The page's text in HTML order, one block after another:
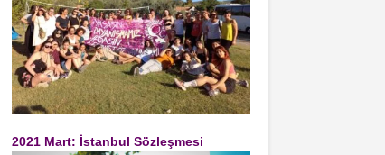
2021 Mart: İstanbul Sözleşmesi